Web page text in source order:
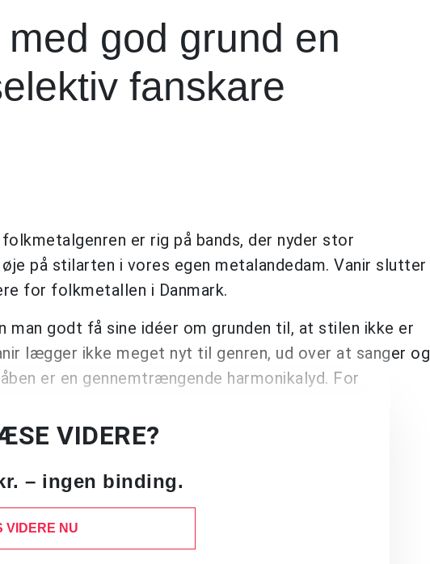
god grund en
fanskare
er rig på bands, der nyder stor
på stilarten i vores egen metalandedam. Vanir slutter
for folkmetallen i Danmark.
man godt få sine idéer om grunden til, at stilen ikke er
lægger ikke meget nyt til genren, ud over at sanger og
er en gennemtrængende harmonikalyd. For
VIDERE?
– ingen binding.
NU